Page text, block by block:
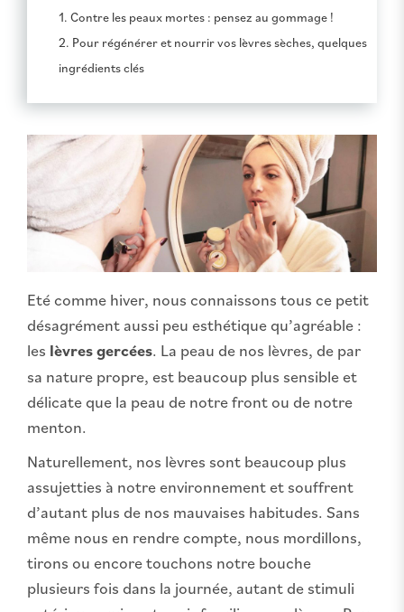
1. Contre les peaux mortes : pensez au gommage !
2. Pour régénérer et nourrir vos lèvres sèches, quelques
ingrédients clés
Eté comme hiver, nous connaissons tous ce petit
désagrément aussi peu esthétique qu’agréable :
les lèvres gercées. La peau de nos lèvres, de par
sa nature propre, est beaucoup plus sensible et
délicate que la peau de notre front ou de notre
menton.
Naturellement, nos lèvres sont beaucoup plus
assujetties à notre environnement et souffrent
d’autant plus de nos mauvaises habitudes. Sans
même nous en rendre compte, nous mordillons,
tirons ou encore touchons notre bouche
plusieurs fois dans la journée, autant de stimuli